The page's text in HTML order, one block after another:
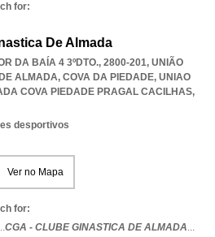
for:
De Almada
DA BAÍA 4 3ºDTO., 2800-201, UNIÃO
ALMADA, COVA DA PIEDADE, UNIAO
COVA PIEDADE PRAGAL CACILHAS,
desportivos
Ver no Mapa
for:
CGA - CLUBE GINASTICA DE ALMADA...